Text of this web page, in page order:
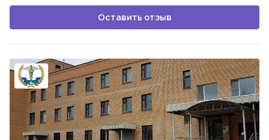
Оставить отзыв